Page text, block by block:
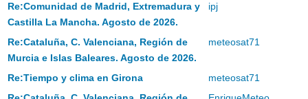
Re:Comunidad de Madrid, Extremadura y
Castilla La Mancha. Agosto de 2026.
ipj
Re:Cataluña, C. Valenciana, Región de
Murcia e Islas Baleares. Agosto de 2026.
meteosat71
Re:Tiempo y clima en Girona
meteosat71